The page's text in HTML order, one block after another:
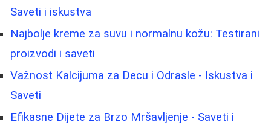
Saveti i iskustva
Najbolje kreme za suvu i normalnu kožu: Testirani
proizvodi i saveti
Važnost Kalcijuma za Decu i Odrasle - Iskustva i
Saveti
Efikasne Dijete za Brzo Mršavljenje - Saveti i